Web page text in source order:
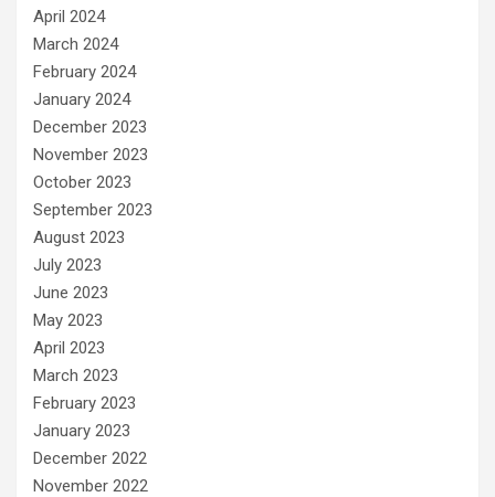
April 2024
March 2024
February 2024
January 2024
December 2023
November 2023
October 2023
September 2023
August 2023
July 2023
June 2023
May 2023
April 2023
March 2023
February 2023
January 2023
December 2022
November 2022